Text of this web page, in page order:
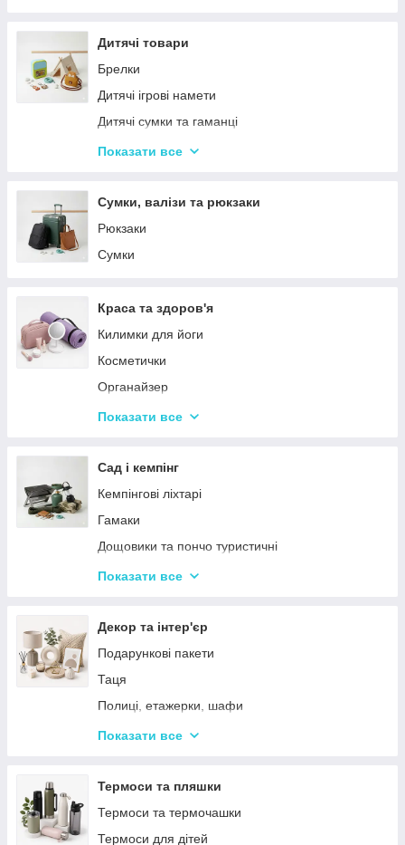
Столовий посуд
Хвойні гірлянди
Дитячі товари
Брелки
Дитячі ігрові намети
Дитячі сумки та гаманці
Дитячі фотокамери
Показати все
Сумки, валізи та рюкзаки
Рюкзаки
Сумки
Краса та здоров'я
Килимки для йоги
Косметички
Органайзер
Косметичні дзеркала
Стайлери
Плойки
Машинки для стриження
Воскоплави
Лампи для манікюр
Електробритви
Фени
Гофре та випрямлячі для волосся
Ручні масажери для тіла
Показати все
Сад і кемпінг
Кемпінгові ліхтарі
Гамаки
Дощовики та пончо туристичні
Садове освітлення
Термосумки
Туристичні інструменти та набори
Туристичні нагрівачі
Туристичні плити
Аксесуари
Мангали
Набори для пікніка
Туристичні килимки
Показати все
Декор та інтер'єр
Подарункові пакети
Таця
Полиці, етажерки, шафи
Серветки сервірувальні
Сміттєві відра
Новогодний декор
Декоративні таці
Показати все
Термоси та пляшки
Термоси та термочашки
Термоси для дітей